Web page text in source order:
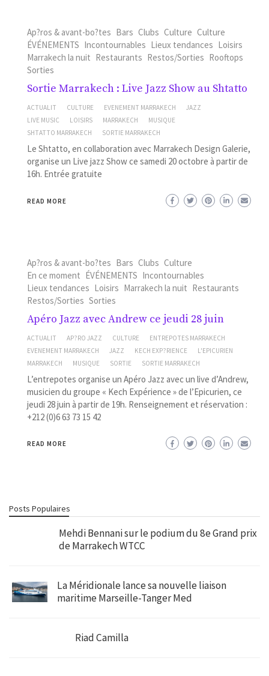
Ap?ros & avant-bo?tes Bars Clubs Culture Culture
ÉVÉNEMENTS Incontournables Lieux tendances Loisirs
Marrakech la nuit Restaurants Restos/Sorties Rooftops
Sorties
Sortie Marrakech : Live Jazz Show au Shtatto
ACTUALIT CULTURE EVENEMENT MARRAKECH
JAZZ
LIVE MUSIC
LOISIRS MARRAKECH
MUSIQUE
SHTATTO MARRAKECH
SORTIE MARRAKECH
Le Shtatto, en collaboration avec Marrakech Design Galerie,
organise un Live jazz Show ce samedi 20 octobre à partir de
16h. Entrée gratuite
READ MORE
Ap?ros & avant-bo?tes Bars Clubs Culture
En ce moment ÉVÉNEMENTS Incontournables
Lieux tendances Loisirs Marrakech la nuit Restaurants
Restos/Sorties Sorties
Apéro Jazz avec Andrew ce jeudi 28 juin
ACTUALIT AP?RO JAZZ CULTURE
ENTREPOTES MARRAKECH
EVENEMENT MARRAKECH
JAZZ KECH EXP?RIENCE
L'EPICURIEN
MARRAKECH
MUSIQUE SORTIE SORTIE MARRAKECH
L’entrepotes organise un Apéro Jazz avec un live d’Andrew,
musicien du groupe « Kech Expérience » de l’Epicurien, ce
jeudi 28 juin à partir de 19h. Renseignement et réservation :
+212 (0)6 63 73 15 42
READ MORE
Posts Populaires
Mehdi Bennani sur le podium du 8e Grand prix
de Marrakech WTCC
La Méridionale lance sa nouvelle liaison
maritime Marseille-Tanger Med
Riad Camilla